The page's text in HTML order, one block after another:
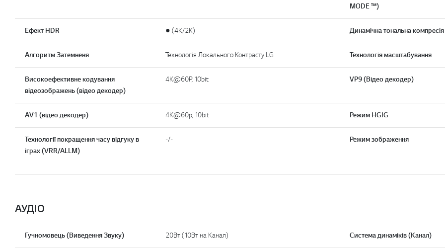
MODE ™)
Ефект HDR ● (4K/2K) Динамічна тональна
Алгоритм Затемненя Технологія Локального Контрасту LG Технологія масштабування
Високоефективне кодування
відеозображень (відео декодер)
4K@60P, 10bit VP9 (Відео декодер)
AV1 (відео декодер) 4K@60p, 10bit Режим HGIG
Технології покращення часу відгуку в
іграх (VRR/ALLM)
-/- Режим зображення
АУДІО
Гучномовець (Виведення Звуку) 20Вт (10Вт на Канал) Система динаміків (Канал)